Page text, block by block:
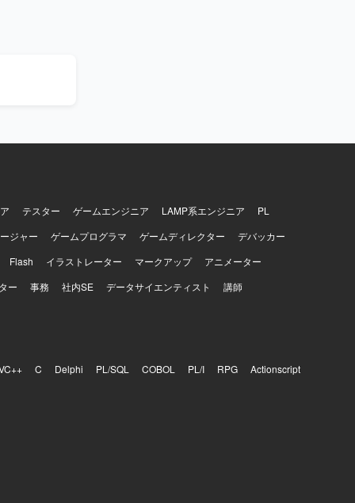
テスター ゲームエンジニア LAMP系エンジニア
PL
ジャー
ゲームプログラマ ゲームディレクター
デバッカー
Flash
イラストレーター マークアップ
アニメーター
ー
事務 社内SE データサイエンティスト 講師
C Delphi PL/SQL COBOL PL/I RPG Actionscript